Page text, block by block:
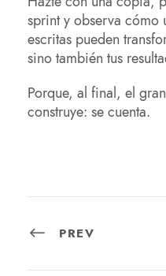
sprint y observa cómo
escritas pueden
sino también tus
Porque, al final, el
construye: se cuenta.
PREV